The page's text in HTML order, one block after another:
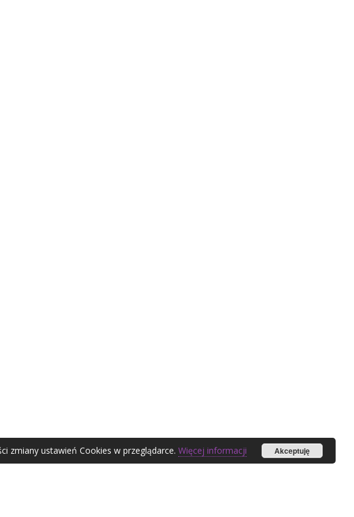
zmiany ustawień Cookies w przeglądarce. Więcej informacji Akceptuję